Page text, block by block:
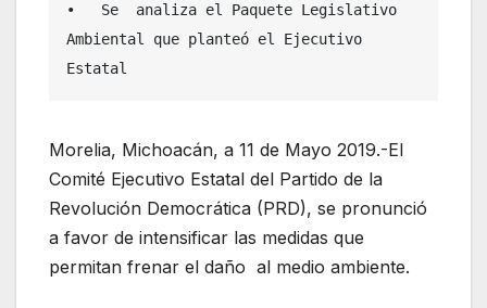
•   Se  analiza el Paquete Legislativo
Ambiental que planteó el Ejecutivo
Estatal
Morelia, Michoacán, a 11 de Mayo 2019.-El
Comité Ejecutivo Estatal del Partido de la
Revolución Democrática (PRD), se pronunció
a favor de intensificar las medidas que
permitan frenar el daño al medio ambiente.